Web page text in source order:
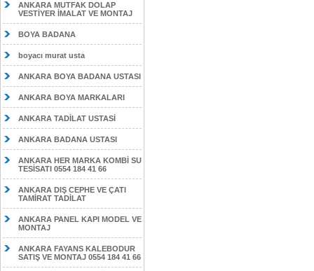
ANKARA MUTFAK DOLAP
VESTİYER İMALAT VE MONTAJ
BOYA BADANA
boyacı murat usta
ANKARA BOYA BADANA USTASI
ANKARA BOYA MARKALARI
ANKARA TADİLAT USTASİ
ANKARA BADANA USTASI
ANKARA HER MARKA KOMBİ SU
TESİSATI 0554 184 41 66
ANKARA DIŞ CEPHE VE ÇATI
TAMİRAT TADİLAT
ANKARA PANEL KAPI MODEL VE
MONTAJ
ANKARA FAYANS KALEBODUR
SATIŞ VE MONTAJ 0554 184 41 66